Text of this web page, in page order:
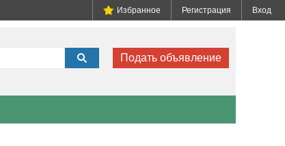
Подать объявление
Избранное Регистрация Вход